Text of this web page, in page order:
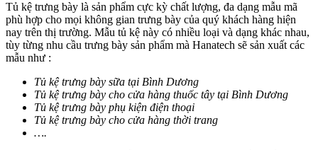
Tủ kệ trưng bày là sản phẩm cực kỳ chất lượng, đa dạng mẫu mã
phù hợp cho mọi không gian trưng bày của quý khách hàng hiện
nay trên thị trường. Mẫu tủ kệ này có nhiều loại và dạng khác nhau,
tùy từng nhu cầu trưng bày sản phẩm mà Hanatech sẽ sản xuất các
mẫu như :
Tủ kệ trưng bày sữa tại Bình Dương
Tủ kệ trưng bày cho cửa hàng thuốc tây tại Bình Dương
Tủ kệ trưng bày phụ kiện điện thoại
Tủ kệ trưng bày cho cửa hàng thời trang
….